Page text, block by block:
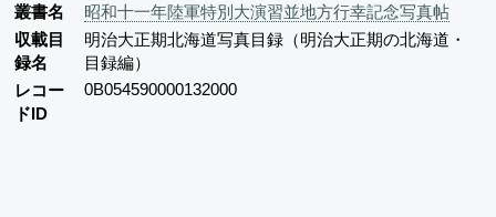
叢書名
昭和十一年陸軍特別大演習並地方行幸記念写真帖
収載目
録名
明治大正期北海道写真目録（明治大正期の北海道・
目録編）
レコー
ドID
0B054590000132000